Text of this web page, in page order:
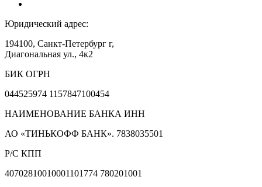
Юридический адрес:
194100, Санкт-Петербург г,
Диагональная ул., 4к2
БИК ОГРН
044525974 1157847100454
НАИМЕНОВАНИЕ БАНКА ИНН
АО «ТИНЬКОФФ БАНК». 7838035501
Р/С КПП
40702810010001101774 780201001